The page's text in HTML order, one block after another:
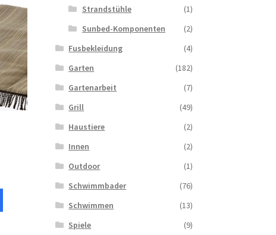
Strandstühle
(1)
Sunbed-Komponenten
(2)
Fusbekleidung
(4)
Garten
(182)
Gartenarbeit
(7)
Grill
(49)
Haustiere
(2)
Innen
(2)
Outdoor
(1)
Schwimmbader
(76)
Schwimmen
(13)
Spiele
(9)